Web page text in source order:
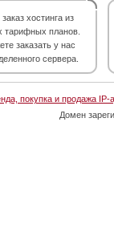
заказ хостинга из
тарифных планов.
заказать у нас
сервера.
покупка и продажа IP-
Домен